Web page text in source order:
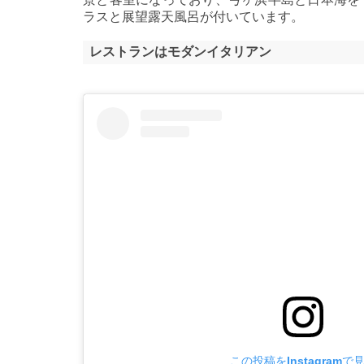
ラスと展望露天風呂が付いています。
レストランはモダンイタリアン
この投稿をInstagramで